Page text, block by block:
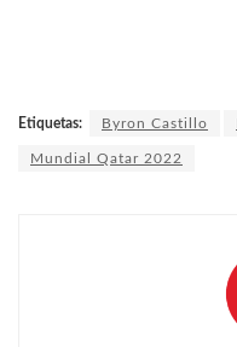
Etiquetas: Byron Castillo
Mundial Qatar 2022